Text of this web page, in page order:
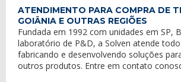
ATENDIMENTO PARA COMPRA DE
GOIÂNIA E OUTRAS REGIÕES
Fundada em 1992 com unidades em SP,
laboratório de P&D, a Solven atende
fabricando e desenvolvendo soluções
outros produtos. Entre em contato